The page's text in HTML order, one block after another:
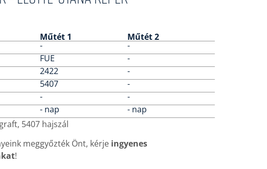
Műtét 1
Műtét 2
-
-
FUE
-
2422
-
5407
-
-
-
- nap
- nap
5407 hajszál
meggyőzték Önt, kérje ingyenes
!